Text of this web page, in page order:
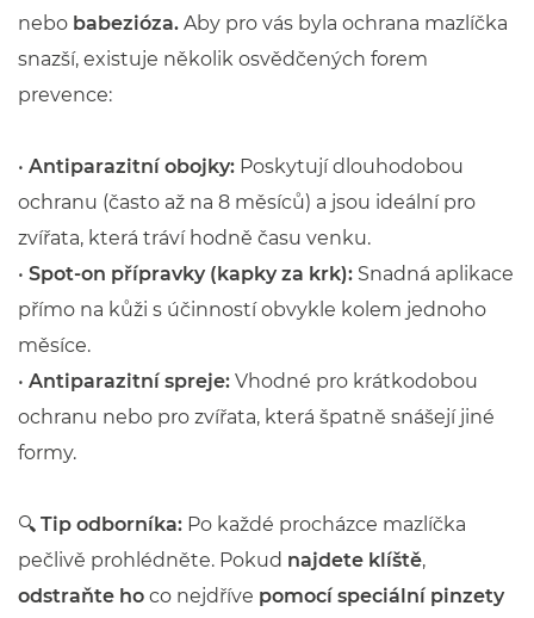
nebo babezióza. Aby pro vás byla ochrana mazlíčka
snazší, existuje několik osvědčených forem
prevence:
• Antiparazitní obojky: Poskytují dlouhodobou
ochranu (často až na 8 měsíců) a jsou ideální pro
zvířata, která tráví hodně času venku.
• Spot-on přípravky (kapky za krk): Snadná aplikace
přímo na kůži s účinností obvykle kolem jednoho
měsíce.
• Antiparazitní spreje: Vhodné pro krátkodobou
ochranu nebo pro zvířata, která špatně snášejí jiné
formy.
🔍 Tip odborníka: Po každé procházce mazlíčka
pečlivě prohlédněte. Pokud najdete klíště,
odstraňte ho co nejdříve pomocí speciální pinzety